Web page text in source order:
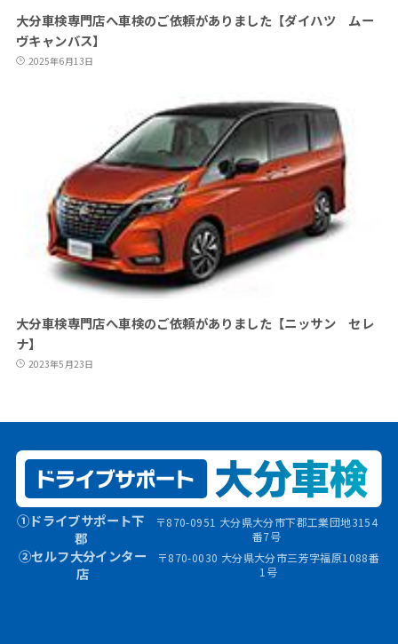
大分車検専門店へ車検のご依頼がありました【ダイハツ ムー
ヴキャンバス】
2025年6月13日
大分車検専門店へ車検のご依頼がありました【ニッサン セレ
ナ】
2023年5月23日
①ドライブサポート下
郡
〒870-0951 大分県大分市下郡工業団地3154
番7号
②セルフ大分インター
店
〒870-0030 大分県大分市三芳字福原1088番
1号